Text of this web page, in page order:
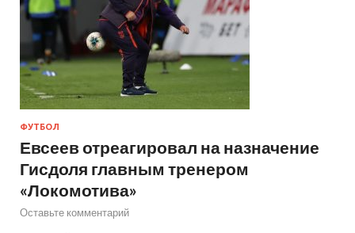
ФУТБОЛ
Евсеев отреагировал на назначение
Гисдоля главным тренером
«Локомотива»
Оставьте комментарий